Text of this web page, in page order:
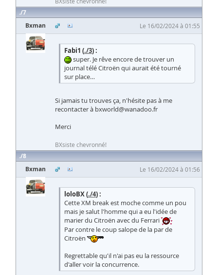
7
Bxman
Le 16/02/2024 à 01:55
Fabi1 (./3) :
super. Je rêve encore de trouver un
journal télé Citroën qui aurait été tourné
sur place…
Si jamais tu trouves ça, n'hésite pas à me
recontacter à bxworld@wanadoo.fr
Merci
BXsiste chevronné!
8
Bxman
Le 16/02/2024 à 01:56
loloBX (./4) :
Cette XM break est moche comme un pou
mais je salut l'homme qui a eu l'idée de
marier du Citroën avec du Ferrari
Par contre le coup salope de la par de
Citroën
Regrettable qu'il n'ai pas eu la ressource
d'aller voir la concurrence.